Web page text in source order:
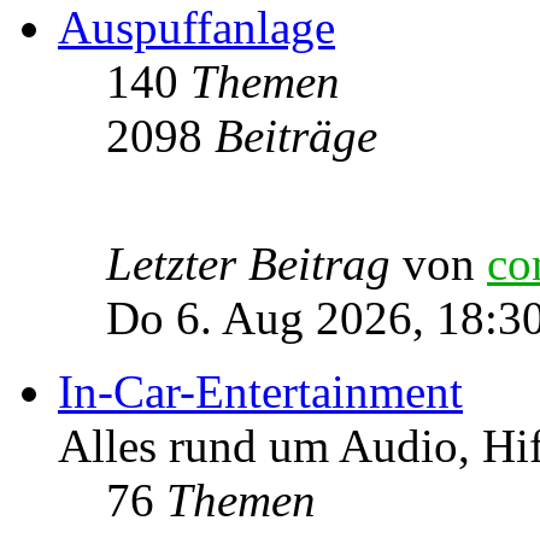
Auspuffanlage
140 Themen
2098 Beiträge
Letzter Beitrag von
Do 6. Aug 2026,
In-Car-Entertainment
Alles rund um Audio,
76 Themen